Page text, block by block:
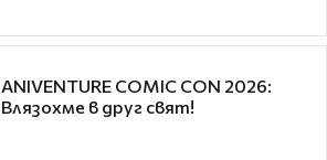
ANIVENTURE COMIC CON 2026:
Влязохме в друг свят!